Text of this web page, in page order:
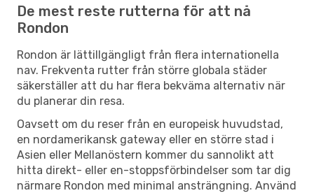
De mest reste rutterna för att nå
Rondon
Rondon är lättillgängligt från flera internationella
nav. Frekventa rutter från större globala städer
säkerställer att du har flera bekväma alternativ när
du planerar din resa.
Oavsett om du reser från en europeisk huvudstad,
en nordamerikansk gateway eller en större stad i
Asien eller Mellanöstern kommer du sannolikt att
hitta direkt- eller en-stoppsförbindelser som tar dig
närmare Rondon med minimal ansträngning. Använd